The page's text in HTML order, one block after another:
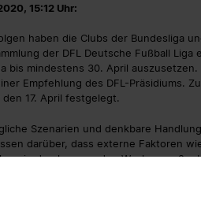
15:12 Uhr:
haben die Clubs der Bundesliga
der DFL Deutsche Fußball Liga
bis mindestens 30. April auszusetzen.
Empfehlung des DFL-Präsidiums.
17. April festgelegt.
Szenarien und denkbare
darüber, dass externe Faktoren
in den kommenden Wochen